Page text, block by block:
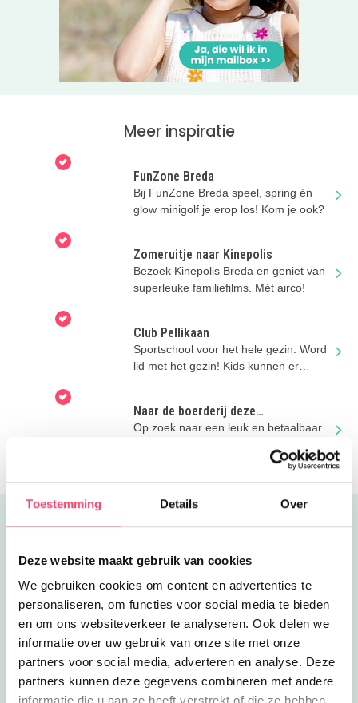
Toestemming Details Over
Deze website maakt gebruik van cookies
We gebruiken cookies om content en advertenties te
personaliseren, om functies voor social media te bieden
en om ons websiteverkeer te analyseren. Ook delen we
informatie over uw gebruik van onze site met onze
partners voor social media, adverteren en analyse. Deze
partners kunnen deze gegevens combineren met andere
Meer inspiratie
FunZone Breda
Bij FunZone Breda speel, spring én
glow minigolf je erop los! Kom je ook?
Zomeruitje naar Kinepolis
Bezoek Kinepolis Breda en geniet van
superleuke familiefilms. Mét airco!
Club Pellikaan
Sportschool voor het hele gezin. Word
lid met het gezin! Kids kunnen er
Naar de boerderij deze
zomervakantie!
Op zoek naar een leuk en betaalbaar
Uitgelicht